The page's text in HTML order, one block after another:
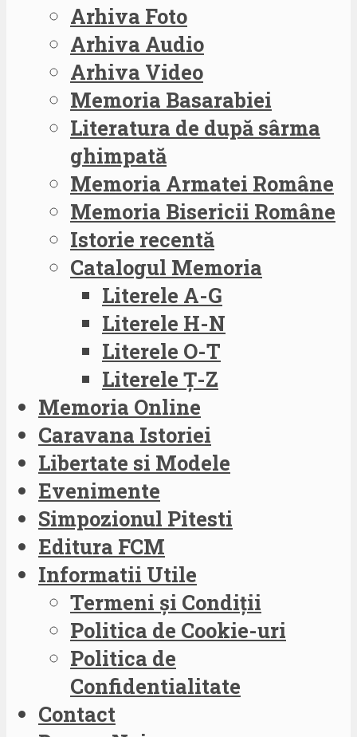
Arhiva Foto
Arhiva Audio
Arhiva Video
Memoria Basarabiei
Literatura de după sârma
ghimpată
Memoria Armatei Române
Memoria Bisericii Române
Istorie recentă
Catalogul Memoria
Literele A-G
Literele H-N
Literele O-T
Literele Ț-Z
Memoria Online
Caravana Istoriei
Libertate si Modele
Evenimente
Simpozionul Pitesti
Editura FCM
Informatii Utile
Termeni și Condiții
Politica de Cookie-uri
Politica de
Confidentialitate
Contact